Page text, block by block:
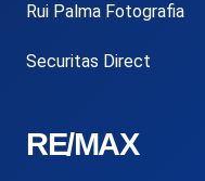
Rui Palma Fotografia
Securitas Direct
RE/MAX